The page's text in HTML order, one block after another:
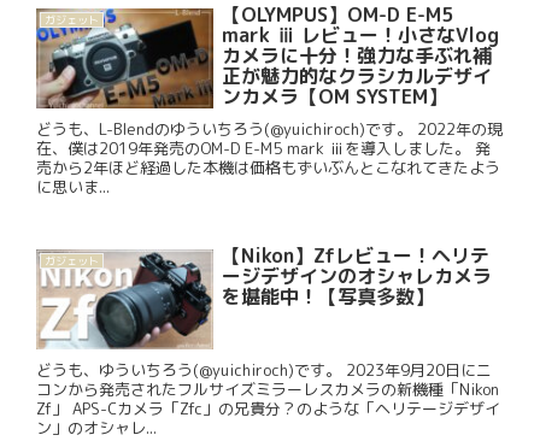
ガジェット 【OLYMPUS】OM-D E-M5
mark ⅲ レビュー！小さなVlog
カメラに十分！強力な手ぶれ補
正が魅力的なクラシカルデザイ
ンカメラ【OM SYSTEM】
どうも、L-Blendのゆういちろう(@yuichiroch)です。 2022年の現
在、僕は2019年発売のOM-D E-M5 mark ⅲを導入しました。 発
売から2年ほど経過した本機は価格もずいぶんとこなれてきたよう
に思いま...
ガジェット 【Nikon】Zfレビュー！ヘリテ
ージデザインのオシャレカメラ
を堪能中！【写真多数】
どうも、ゆういちろう(@yuichiroch)です。 2023年9月20日にニ
コンから発売されたフルサイズミラーレスカメラの新機種「Nikon
Zf」 APS-Cカメラ「Zfc」の兄貴分？のような「ヘリテージデザイ
ン」のオシャレ...